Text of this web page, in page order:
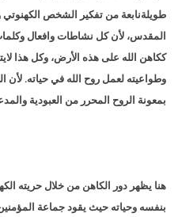
طويلةنابعة من تفكير الشخص الكهنوتي
المقدس، لأن كل نشاطات وافعال
ككاهن الله على هذه الأرض، وكل هذا
وطواعيته لعمل روح الله في حياته. لأن
بمعونة الروح المحرر من العبودية
هنا يظهر دور الكاهن من خلال حريته
بنفسه وحياته حيث يقود جماعة